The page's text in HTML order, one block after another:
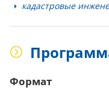
кадастровые
Формат